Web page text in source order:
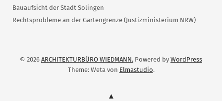
Bauaufsicht der Stadt Solingen
Rechtsprobleme an der Gartengrenze (Justizministerium NRW)
© 2026 ARCHITEKTURBÜRO WIEDMANN. Powered by WordPress
Theme: Weta von Elmastudio.